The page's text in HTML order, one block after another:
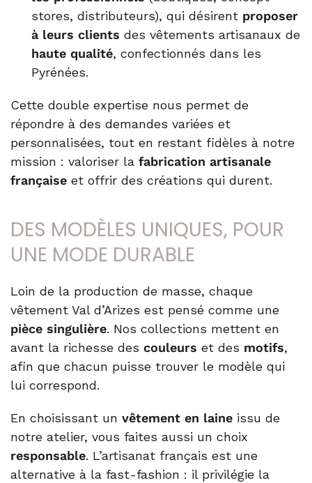
stores, distributeurs), qui désirent proposer
à leurs clients des vêtements artisanaux de
haute qualité, confectionnés dans les
Pyrénées.
Cette double expertise nous permet de
répondre à des demandes variées et
personnalisées, tout en restant fidèles à notre
mission : valoriser la fabrication artisanale
française et offrir des créations qui durent.
DES MODÈLES UNIQUES, POUR
UNE MODE DURABLE
Loin de la production de masse, chaque
vêtement Val d’Arizes est pensé comme une
pièce singulière. Nos collections mettent en
avant la richesse des couleurs et des motifs,
afin que chacun puisse trouver le modèle qui
lui correspond.
En choisissant un vêtement en laine issu de
notre atelier, vous faites aussi un choix
responsable. L’artisanat français est une
alternative à la fast-fashion : il privilégie la